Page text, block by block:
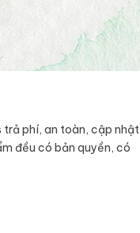
trả phí, an toàn, cập nhật
đều có bản quyền, có